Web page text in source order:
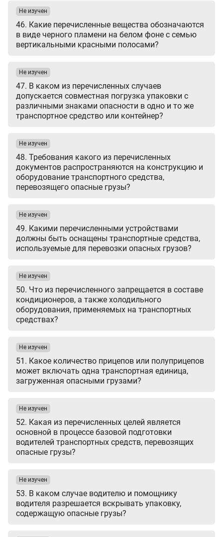
46. Какие перечисленные вещества обозначаются
в виде черного пламени на белом фоне с семью
вертикальными красными полосами?
Не изучен
47. В каком из перечисленных случаев
допускается совместная погрузка упаковки с
различными знаками опасности в одно и то же
транспортное средство или контейнер?
Не изучен
48. Требования какого из перечисленных
документов распространяются на конструкцию и
оборудование транспортного средства,
перевозящего опасные грузы?
Не изучен
49. Какими перечисленными устройствами
должны быть оснащены транспортные средства,
используемые для перевозки опасных грузов?
Не изучен
50. Что из перечисленного запрещается в составе
кондиционеров, а также холодильного
оборудования, применяемых на транспортных
средствах?
Не изучен
51. Какое количество прицепов или полуприцепов
может включать одна транспортная единица,
загруженная опасными грузами?
Не изучен
52. Какая из перечисленных целей является
основной в процессе базовой подготовки
водителей транспортных средств, перевозящих
опасные грузы?
Не изучен
53. В каком случае водителю и помощнику
водителя разрешается вскрывать упаковку,
содержащую опасные грузы?
Не изучен